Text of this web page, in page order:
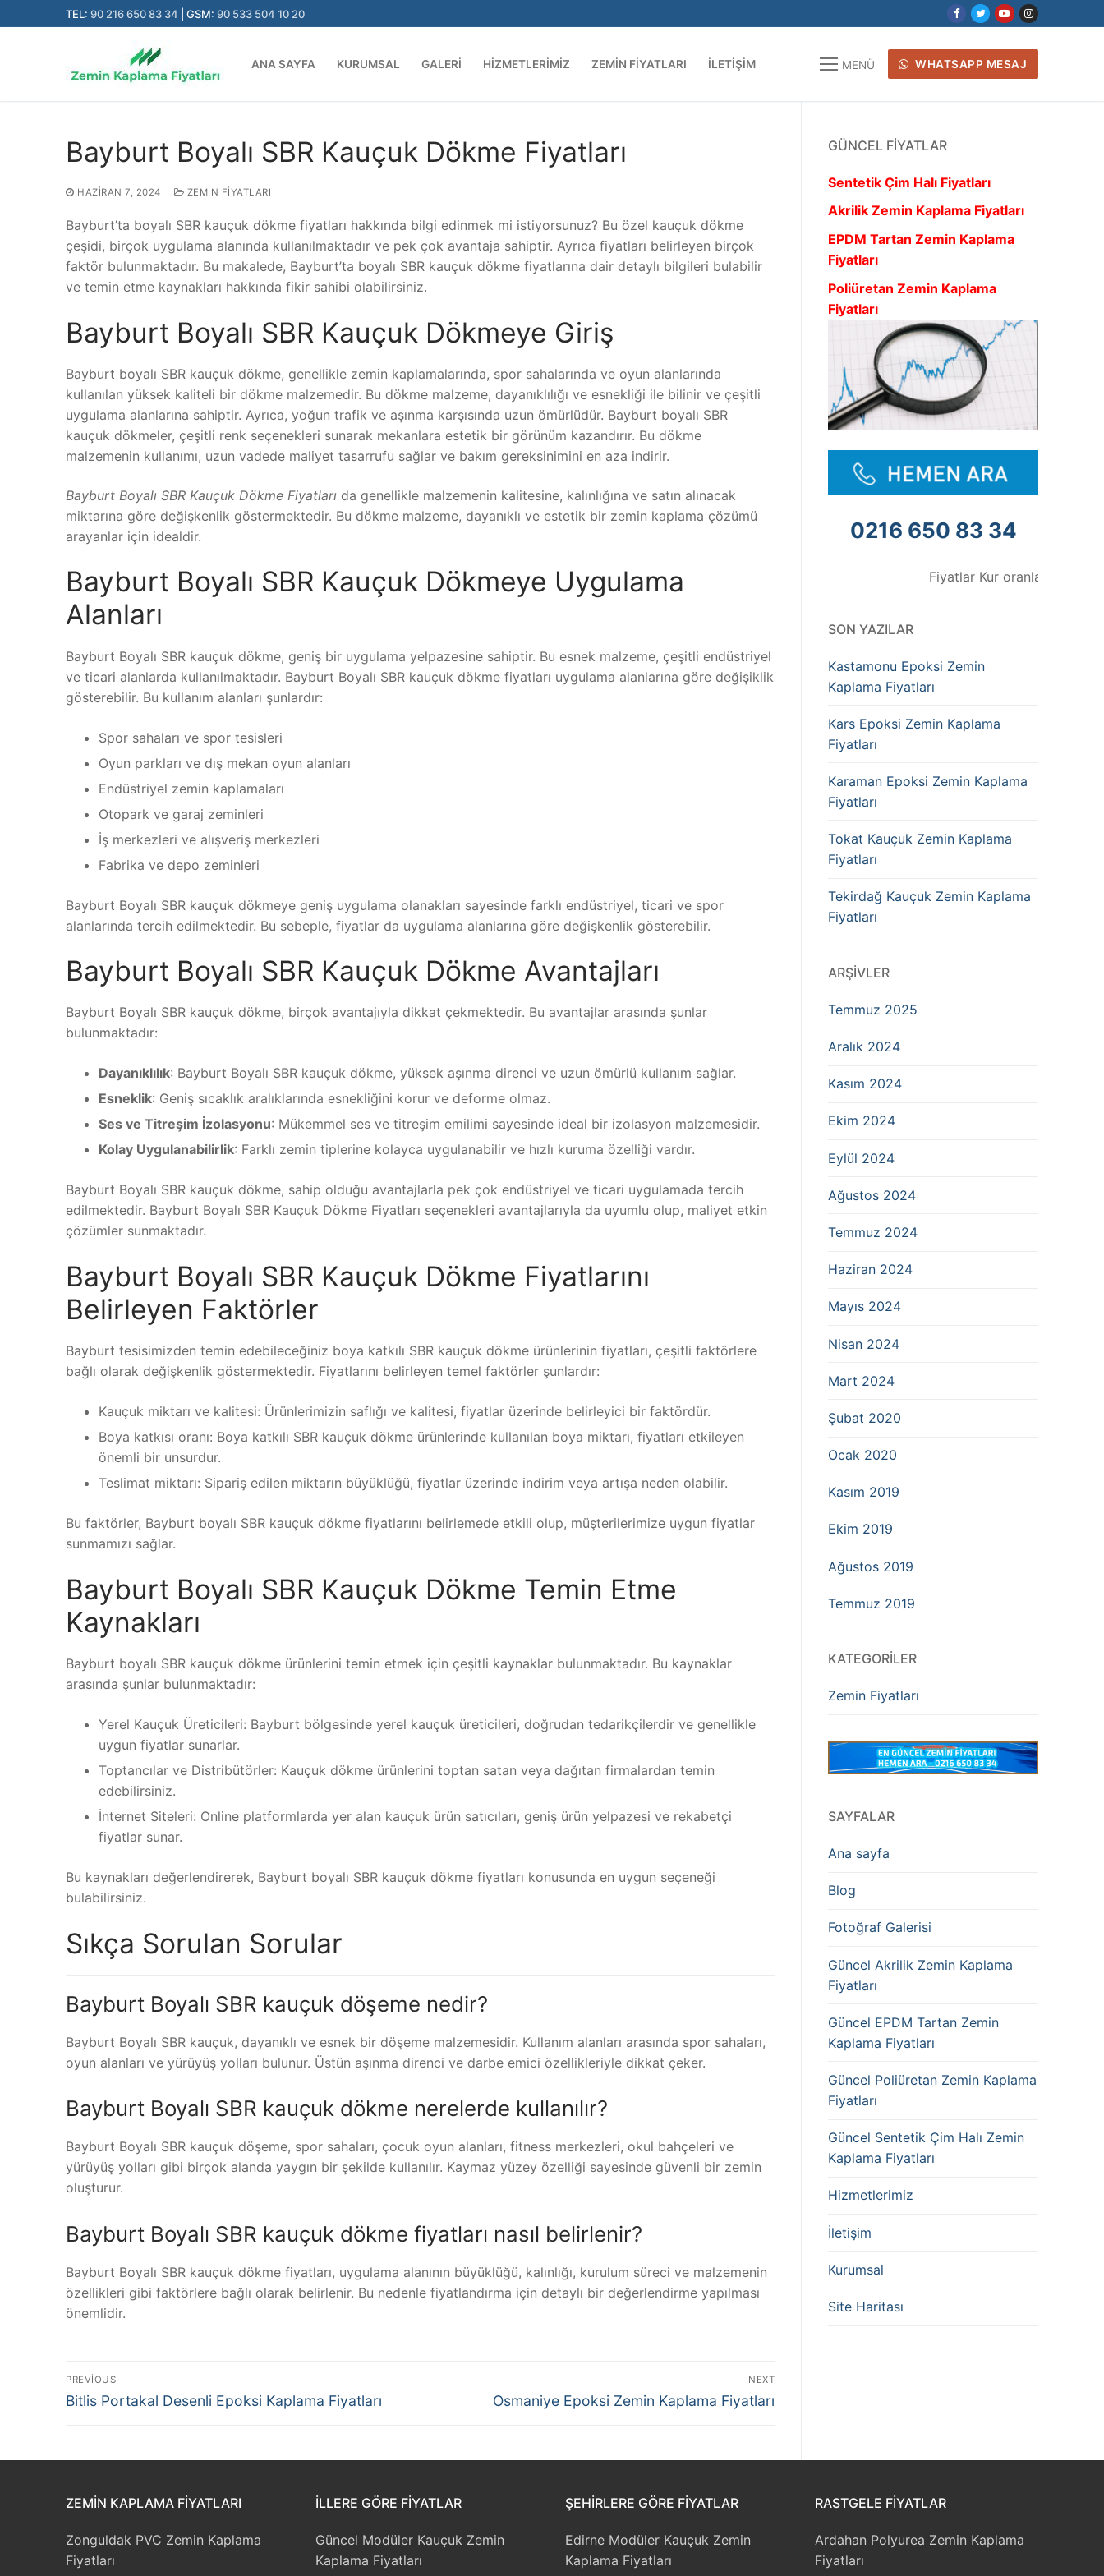
atla
TEL: 90 216 650 83 34 | GSM: 90 533 504 10 20
ANA SAYFA KURUMSAL GALERI HIZMETLERIMIZ ZEMIN FIYATLARI İLETIŞIM MENÜ WHATSAPP MESAJ
Bayburt Boyalı SBR Kauçuk Dökme Fiyatları
HAZIRAN 7, 2024 ZEMIN FIYATLARI
Bayburt’ta boyalı SBR kauçuk dökme fiyatları hakkında bilgi edinmek mi istiyorsunuz? Bu özel kauçuk dökme
çeşidi, birçok uygulama alanında kullanılmaktadır ve pek çok avantaja sahiptir. Ayrıca fiyatları belirleyen birçok
faktör bulunmaktadır. Bu makalede, Bayburt’ta boyalı SBR kauçuk dökme fiyatlarına dair detaylı bilgileri bulabilir
ve temin etme kaynakları hakkında fikir sahibi olabilirsiniz.
Bayburt Boyalı SBR Kauçuk Dökmeye Giriş
Bayburt boyalı SBR kauçuk dökme, genellikle zemin kaplamalarında, spor sahalarında ve oyun alanlarında
kullanılan yüksek kaliteli bir dökme malzemedir. Bu dökme malzeme, dayanıklılığı ve esnekliği ile bilinir ve çeşitli
uygulama alanlarına sahiptir. Ayrıca, yoğun trafik ve aşınma karşısında uzun ömürlüdür. Bayburt boyalı SBR
kauçuk dökmeler, çeşitli renk seçenekleri sunarak mekanlara estetik bir görünüm kazandırır. Bu dökme
malzemenin kullanımı, uzun vadede maliyet tasarrufu sağlar ve bakım gereksinimini en aza indirir.
Bayburt Boyalı SBR Kauçuk Dökme Fiyatları da genellikle malzemenin kalitesine, kalınlığına ve satın alınacak
miktarına göre değişkenlik göstermektedir. Bu dökme malzeme, dayanıklı ve estetik bir zemin kaplama çözümü
arayanlar için idealdir.
Bayburt Boyalı SBR Kauçuk Dökmeye Uygulama
Alanları
Bayburt Boyalı SBR kauçuk dökme, geniş bir uygulama yelpazesine sahiptir. Bu esnek malzeme, çeşitli endüstriyel
ve ticari alanlarda kullanılmaktadır. Bayburt Boyalı SBR kauçuk dökme fiyatları uygulama alanlarına göre değişiklik
gösterebilir. Bu kullanım alanları şunlardır:
Spor sahaları ve spor tesisleri
Oyun parkları ve dış mekan oyun alanları
Endüstriyel zemin kaplamaları
Otopark ve garaj zeminleri
İş merkezleri ve alışveriş merkezleri
Fabrika ve depo zeminleri
Bayburt Boyalı SBR kauçuk dökmeye geniş uygulama olanakları sayesinde farklı endüstriyel, ticari ve spor
alanlarında tercih edilmektedir. Bu sebeple, fiyatlar da uygulama alanlarına göre değişkenlik gösterebilir.
Bayburt Boyalı SBR Kauçuk Dökme Avantajları
Bayburt Boyalı SBR kauçuk dökme, birçok avantajıyla dikkat çekmektedir. Bu avantajlar arasında şunlar
bulunmaktadır:
Dayanıklılık: Bayburt Boyalı SBR kauçuk dökme, yüksek aşınma direnci ve uzun ömürlü kullanım sağlar.
Esneklik: Geniş sıcaklık aralıklarında esnekliğini korur ve deforme olmaz.
Ses ve Titreşim İzolasyonu: Mükemmel ses ve titreşim emilimi sayesinde ideal bir izolasyon malzemesidir.
Kolay Uygulanabilirlik: Farklı zemin tiplerine kolayca uygulanabilir ve hızlı kuruma özelliği vardır.
Bayburt Boyalı SBR kauçuk dökme, sahip olduğu avantajlarla pek çok endüstriyel ve ticari uygulamada tercih
edilmektedir. Bayburt Boyalı SBR Kauçuk Dökme Fiyatları seçenekleri avantajlarıyla da uyumlu olup, maliyet etkin
çözümler sunmaktadır.
Bayburt Boyalı SBR Kauçuk Dökme Fiyatlarını
Belirleyen Faktörler
Bayburt tesisimizden temin edebileceğiniz boya katkılı SBR kauçuk dökme ürünlerinin fiyatları, çeşitli faktörlere
bağlı olarak değişkenlik göstermektedir. Fiyatlarını belirleyen temel faktörler şunlardır:
Kauçuk miktarı ve kalitesi: Ürünlerimizin saflığı ve kalitesi, fiyatlar üzerinde belirleyici bir faktördür.
Boya katkısı oranı: Boya katkılı SBR kauçuk dökme ürünlerinde kullanılan boya miktarı, fiyatları etkileyen
önemli bir unsurdur.
Teslimat miktarı: Sipariş edilen miktarın büyüklüğü, fiyatlar üzerinde indirim veya artışa neden olabilir.
Bu faktörler, Bayburt boyalı SBR kauçuk dökme fiyatlarını belirlemede etkili olup, müşterilerimize uygun fiyatlar
sunmamızı sağlar.
Bayburt Boyalı SBR Kauçuk Dökme Temin Etme
Kaynakları
Bayburt boyalı SBR kauçuk dökme ürünlerini temin etmek için çeşitli kaynaklar bulunmaktadır. Bu kaynaklar
arasında şunlar bulunmaktadır:
Yerel Kauçuk Üreticileri: Bayburt bölgesinde yerel kauçuk üreticileri, doğrudan tedarikçilerdir ve genellikle
uygun fiyatlar sunarlar.
Toptancılar ve Distribütörler: Kauçuk dökme ürünlerini toptan satan veya dağıtan firmalardan temin
edebilirsiniz.
İnternet Siteleri: Online platformlarda yer alan kauçuk ürün satıcıları, geniş ürün yelpazesi ve rekabetçi
fiyatlar sunar.
Bu kaynakları değerlendirerek, Bayburt boyalı SBR kauçuk dökme fiyatları konusunda en uygun seçeneği
bulabilirsiniz.
Sıkça Sorulan Sorular
Bayburt Boyalı SBR kauçuk döşeme nedir?
Bayburt Boyalı SBR kauçuk, dayanıklı ve esnek bir döşeme malzemesidir. Kullanım alanları arasında spor sahaları,
oyun alanları ve yürüyüş yolları bulunur. Üstün aşınma direnci ve darbe emici özellikleriyle dikkat çeker.
Bayburt Boyalı SBR kauçuk dökme nerelerde kullanılır?
Bayburt Boyalı SBR kauçuk döşeme, spor sahaları, çocuk oyun alanları, fitness merkezleri, okul bahçeleri ve
yürüyüş yolları gibi birçok alanda yaygın bir şekilde kullanılır. Kaymaz yüzey özelliği sayesinde güvenli bir zemin
oluşturur.
Bayburt Boyalı SBR kauçuk dökme fiyatları nasıl belirlenir?
Bayburt Boyalı SBR kauçuk dökme fiyatları, uygulama alanının büyüklüğü, kalınlığı, kurulum süreci ve malzemenin
özellikleri gibi faktörlere bağlı olarak belirlenir. Bu nedenle fiyatlandırma için detaylı bir değerlendirme yapılması
önemlidir.
Yazı
gezinmesi
PREVIOUS
Previous
Bitlis Portakal Desenli Epoksi Kaplama Fiyatları
NEXT
Next
Osmaniye Epoksi Zemin Kaplama Fiyatları
GÜNCEL FIYATLAR
Sentetik Çim Halı Fiyatları
Akrilik Zemin Kaplama Fiyatları
EPDM Tartan Zemin Kaplama
Fiyatları
Poliüretan Zemin Kaplama
Fiyatları
0216 650 83 34
Fiyatlar Kur oranlarına göre
SON YAZILAR
Kastamonu Epoksi Zemin
Kaplama Fiyatları
Kars Epoksi Zemin Kaplama
Fiyatları
Karaman Epoksi Zemin Kaplama
Fiyatları
Tokat Kauçuk Zemin Kaplama
Fiyatları
Tekirdağ Kauçuk Zemin Kaplama
Fiyatları
ARŞIVLER
Temmuz 2025
Aralık 2024
Kasım 2024
Ekim 2024
Eylül 2024
Ağustos 2024
Temmuz 2024
Haziran 2024
Mayıs 2024
Nisan 2024
Mart 2024
Şubat 2020
Ocak 2020
Kasım 2019
Ekim 2019
Ağustos 2019
Temmuz 2019
KATEGORILER
Zemin Fiyatları
SAYFALAR
Ana sayfa
Blog
Fotoğraf Galerisi
Güncel Akrilik Zemin Kaplama
Fiyatları
Güncel EPDM Tartan Zemin
Kaplama Fiyatları
Güncel Poliüretan Zemin Kaplama
Fiyatları
Güncel Sentetik Çim Halı Zemin
Kaplama Fiyatları
Hizmetlerimiz
İletişim
Kurumsal
Site Haritası
ZEMIN KAPLAMA FIYATLARI
Zonguldak PVC Zemin Kaplama
Fiyatları
İLLERE GÖRE FIYATLAR
Güncel Modüler Kauçuk Zemin
Kaplama Fiyatları
ŞEHIRLERE GÖRE FIYATLAR
Edirne Modüler Kauçuk Zemin
Kaplama Fiyatları
RASTGELE FIYATLAR
Ardahan Polyurea Zemin Kaplama
Fiyatları